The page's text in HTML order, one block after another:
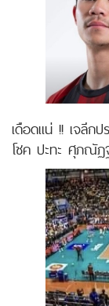
เดือดแน่ !! เจลีก
โชค ปะทะ ศุภณั